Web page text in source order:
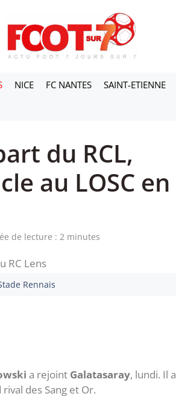
NICE FC NANTES SAINT-ETIENNE
du RCL,
au LOSC en
de lecture : 2 minutes
Rennais
a rejoint Galatasaray, lundi. Il a
des Sang et Or.